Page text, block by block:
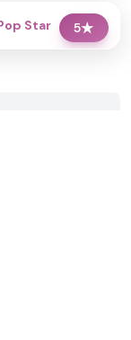
5★
Star